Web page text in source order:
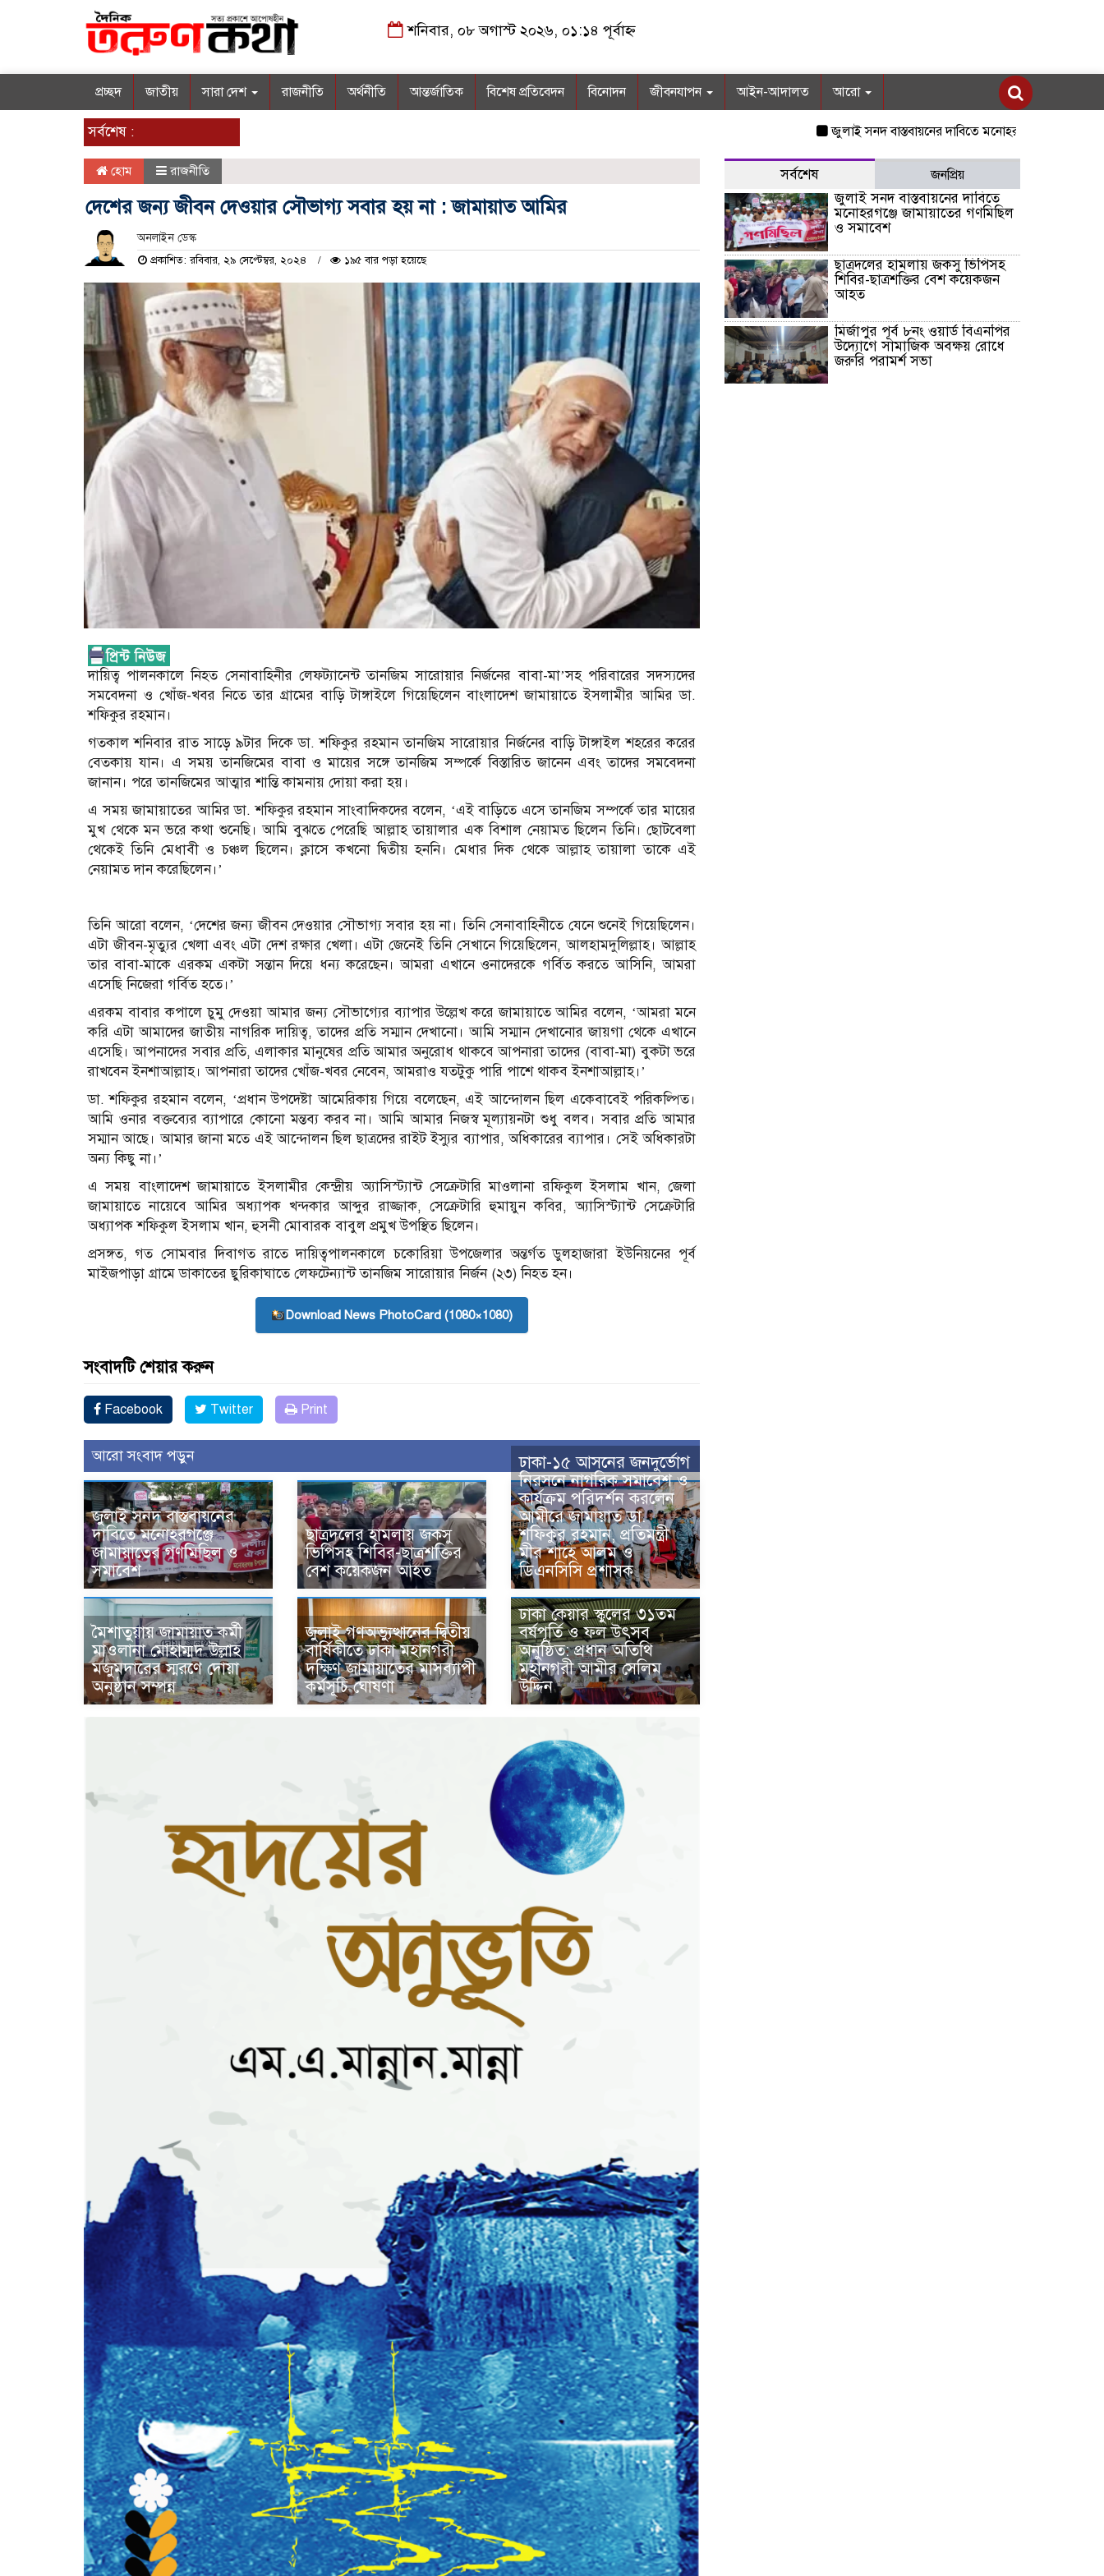
শনিবার, ০৮ অগাস্ট ২০২৬, ০১:১৪ পূর্বাহ্ন
প্রচ্ছদ জাতীয় সারা দেশ রাজনীতি অর্থনীতি আন্তর্জাতিক বিশেষ প্রতিবেদন বিনোদন জীবনযাপন আইন-আদালত আরো
সর্বশেষ : জুলাই সনদ বাস্তবায়নের দাবিতে মনোহরগঞ্জে জামায়াতের
হোম রাজনীতি
দেশের জন্য জীবন দেওয়ার সৌভাগ্য সবার হয় না : জামায়াত আমির
অনলাইন ডেস্ক
প্রকাশিত: রবিবার, ২৯ সেপ্টেম্বর, ২০২৪ ১৯৫ বার পড়া হয়েছে
দায়িত্ব পালনকালে নিহত সেনাবাহিনীর লেফট্যানেন্ট তানজিম সারোয়ার নির্জনের বাবা-মা’সহ পরিবারের সদস্যদের
সমবেদনা ও খোঁজ-খবর নিতে তার গ্রামের বাড়ি টাঙ্গাইলে গিয়েছিলেন বাংলাদেশ জামায়াতে ইসলামীর আমির ডা.
শফিকুর রহমান।
গতকাল শনিবার রাত সাড়ে ৯টার দিকে ডা. শফিকুর রহমান তানজিম সারোয়ার নির্জনের বাড়ি টাঙ্গাইল শহরের করের
বেতকায় যান। এ সময় তানজিমের বাবা ও মায়ের সঙ্গে তানজিম সম্পর্কে বিস্তারিত জানেন এবং তাদের সমবেদনা
জানান। পরে তানজিমের আত্মার শান্তি কামনায় দোয়া করা হয়।
এ সময় জামায়াতের আমির ডা. শফিকুর রহমান সাংবাদিকদের বলেন, ‘এই বাড়িতে এসে তানজিম সম্পর্কে তার মায়ের
মুখ থেকে মন ভরে কথা শুনেছি। আমি বুঝতে পেরেছি আল্লাহ তায়ালার এক বিশাল নেয়ামত ছিলেন তিনি। ছোটবেলা
থেকেই তিনি মেধাবী ও চঞ্চল ছিলেন। ক্লাসে কখনো দ্বিতীয় হননি। মেধার দিক থেকে আল্লাহ তায়ালা তাকে এই
নেয়ামত দান করেছিলেন।’
তিনি আরো বলেন, ‘দেশের জন্য জীবন দেওয়ার সৌভাগ্য সবার হয় না। তিনি সেনাবাহিনীতে যেনে শুনেই গিয়েছিলেন।
এটা জীবন-মৃত্যুর খেলা এবং এটা দেশ রক্ষার খেলা। এটা জেনেই তিনি সেখানে গিয়েছিলেন, আলহামদুলিল্লাহ। আল্লাহ
তার বাবা-মাকে এরকম একটা সন্তান দিয়ে ধন্য করেছেন। আমরা এখানে ওনাদেরকে গর্বিত করতে আসিনি, আমরা
এসেছি নিজেরা গর্বিত হতে।’
এরকম বাবার কপালে চুমু দেওয়া আমার জন্য সৌভাগ্যের ব্যাপার উল্লেখ করে জামায়াতে আমির বলেন, ‘আমরা মনে
করি এটা আমাদের জাতীয় নাগরিক দায়িত্ব, তাদের প্রতি সম্মান দেখানো। আমি সম্মান দেখানোর জায়গা থেকে এখানে
এসেছি। আপনাদের সবার প্রতি, এলাকার মানুষের প্রতি আমার অনুরোধ থাকবে আপনারা তাদের (বাবা-মা) বুকটা ভরে
রাখবেন ইনশাআল্লাহ। আপনারা তাদের খোঁজ-খবর নেবেন, আমরাও যতটুকু পারি পাশে থাকব ইনশাআল্লাহ।’
ডা. শফিকুর রহমান বলেন, ‘প্রধান উপদেষ্টা আমেরিকায় গিয়ে বলেছেন, এই আন্দোলন ছিল একেবাবেই পরিকল্পিত।
আমি ওনার বক্তব্যের ব্যাপারে কোনো মন্তব্য করব না। আমি আমার নিজস্ব মূল্যায়নটা শুধু বলব। সবার প্রতি আমার
সম্মান আছে। আমার জানা মতে এই আন্দোলন ছিল ছাত্রদের রাইট ইস্যুর ব্যাপার, অধিকারের ব্যাপার। সেই অধিকারটা
অন্য কিছু না।’
এ সময় বাংলাদেশ জামায়াতে ইসলামীর কেন্দ্রীয় অ্যাসিস্ট্যান্ট সেক্রেটারি মাওলানা রফিকুল ইসলাম খান, জেলা
জামায়াতে নায়েবে আমির অধ্যাপক খন্দকার আব্দুর রাজ্জাক, সেক্রেটারি হুমায়ুন কবির, অ্যাসিস্ট্যান্ট সেক্রেটারি
অধ্যাপক শফিকুল ইসলাম খান, হুসনী মোবারক বাবুল প্রমুখ উপস্থিত ছিলেন।
প্রসঙ্গত, গত সোমবার দিবাগত রাতে দায়িত্বপালনকালে চকোরিয়া উপজেলার অন্তর্গত ডুলহাজারা ইউনিয়নের পূর্ব
মাইজপাড়া গ্রামে ডাকাতের ছুরিকাঘাতে লেফটেন্যান্ট তানজিম সারোয়ার নির্জন (২৩) নিহত হন।
Download News PhotoCard (1080×1080)
সংবাদটি শেয়ার করুন
Facebook Twitter Print
আরো সংবাদ পড়ুন
জুলাই সনদ বাস্তবায়নের
দাবিতে মনোহরগঞ্জে
জামায়াতের গণমিছিল ও
সমাবেশ
ছাত্রদলের হামলায় জকসু
ভিপিসহ শিবির-ছাত্রশক্তির
বেশ কয়েকজন আহত
ঢাকা-১৫ আসনের জনদুর্ভোগ
নিরসনে নাগরিক সমাবেশ ও
কার্যক্রম পরিদর্শন করলেন
আমীরে জামায়াত ডা.
শফিকুর রহমান, প্রতিমন্ত্রী
মীর শাহে আলম ও
ডিএনসিসি প্রশাসক
মৈশাতুয়ায় জামায়াত কর্মী
মাওলানা মোহাম্মদ উল্লাহ
মজুমদারের স্মরণে দোয়া
অনুষ্ঠান সম্পন্ন
জুলাই গণঅভ্যুত্থানের দ্বিতীয়
বার্ষিকীতে ঢাকা মহানগরী
দক্ষিণ জামায়াতের মাসব্যাপী
কর্মসূচি ঘোষণা
ঢাকা কেয়ার স্কুলের ৩১তম
বর্ষপূর্তি ও ফল উৎসব
অনুষ্ঠিত: প্রধান অতিথি
মহানগরী আমীর সেলিম
উদ্দিন
সর্বশেষ জনপ্রিয়
জুলাই সনদ বাস্তবায়নের দাবিতে
মনোহরগঞ্জে জামায়াতের গণমিছিল
ও সমাবেশ
ছাত্রদলের হামলায় জকসু ভিপিসহ
শিবির-ছাত্রশক্তির বেশ কয়েকজন
আহত
মির্জাপুর পূর্ব ৮নং ওয়ার্ড বিএনপির
উদ্যোগে সামাজিক অবক্ষয় রোধে
জরুরি পরামর্শ সভা